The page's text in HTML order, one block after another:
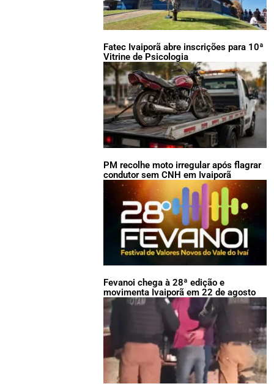
Fatec Ivaiporã abre inscrições para 10ª
Vitrine de Psicologia
PM recolhe moto irregular após flagrar
condutor sem CNH em Ivaiporã
Fevanoi chega à 28ª edição e
movimenta Ivaiporã em 22 de agosto